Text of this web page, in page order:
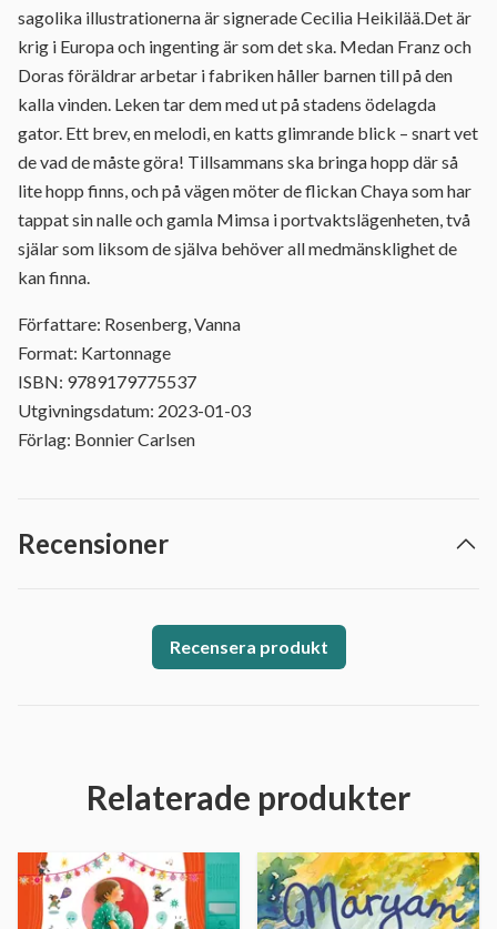
sagolika illustrationerna är signerade Cecilia Heikilää.Det är
krig i Europa och ingenting är som det ska. Medan Franz och
Doras föräldrar arbetar i fabriken håller barnen till på den
kalla vinden. Leken tar dem med ut på stadens ödelagda
gator. Ett brev, en melodi, en katts glimrande blick – snart vet
de vad de måste göra! Tillsammans ska bringa hopp där så
lite hopp finns, och på vägen möter de flickan Chaya som har
tappat sin nalle och gamla Mimsa i portvaktslägenheten, två
själar som liksom de själva behöver all medmänsklighet de
kan finna.
Författare: Rosenberg, Vanna
Format: Kartonnage
ISBN: 9789179775537
Utgivningsdatum: 2023-01-03
Förlag: Bonnier Carlsen
Recensioner
Recensera produkt
Relaterade produkter